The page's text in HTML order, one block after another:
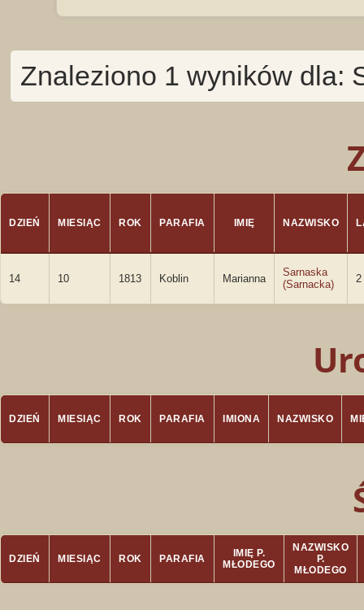
Znaleziono 1 wyników dla:
DZIEŃ MIESIĄC ROK PARAFIA IMIĘ NAZWISKO
14 10 1813 Koblin Marianna
Sarnaska
(Sarnacka)
2
DZIEŃ MIESIĄC ROK PARAFIA IMIONA NAZWISKO
DZIEŃ MIESIĄC ROK PARAFIA
IMIĘ P.
MŁODEGO
NAZWISKO
P.
MŁODEGO